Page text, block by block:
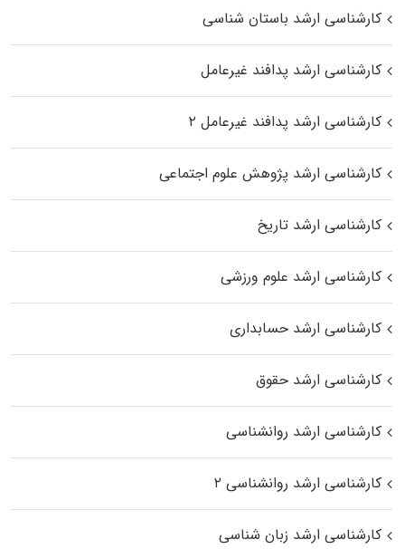
کارشناسی ارشد باستان شناسی
کارشناسی ارشد پدافند غیرعامل
کارشناسی ارشد پدافند غیرعامل ۲
کارشناسی ارشد پژوهش علوم اجتماعی
کارشناسی ارشد تاریخ
کارشناسی ارشد علوم ورزشی
کارشناسی ارشد حسابداری
کارشناسی ارشد حقوق
کارشناسی ارشد روانشناسی
کارشناسی ارشد روانشناسی ۲
کارشناسی ارشد زبان شناسی